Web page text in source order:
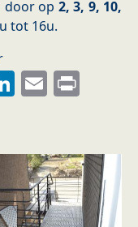
door op 2, 3, 9, 10,
tot 16u.
LinkedIn
Email